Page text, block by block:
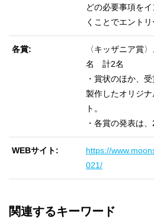
どの必要事項を
くことでエントリ
各賞
〈キッザニア賞
名 計2名
・賞状のほか、
製作したオリジ
ト。
・各賞の発表は
WEBサイト
https://
021/
関連するキーワード